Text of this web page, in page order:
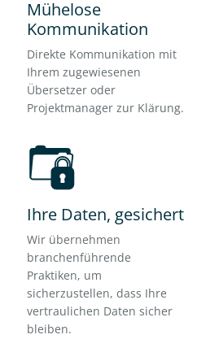
Mühelose
Kommunikation
Direkte Kommunikation mit
Ihrem zugewiesenen
Übersetzer oder
Projektmanager zur Klärung.
Ihre Daten, gesichert
Wir übernehmen
branchenführende
Praktiken, um
sicherzustellen, dass Ihre
vertraulichen Daten sicher
bleiben.